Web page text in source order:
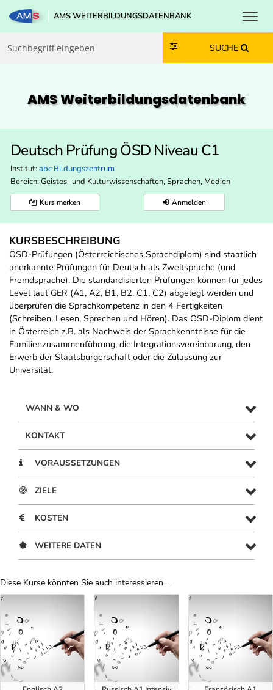
Zum Inhalt springen
Zum Navmenü springen
Zur Suche springen
Zur Footer springen
AMS WEITERBILDUNGSDATENBANK
SUCHE
AMS Weiterbildungs­datenbank
Deutsch Prüfung ÖSD Niveau C1
Institut: abc Bildungszentrum
Bereich: Geistes- und Kulturwissenschaften, Sprachen, Medien
Kurs merken Anmelden
KURSBESCHREIBUNG
ÖSD-Prüfungen (Österreichisches Sprachdiplom) sind staatlich
anerkannte Prüfungen für Deutsch als Zweitsprache (und
Fremdsprache). Die standardisierten Prüfungen können für jedes
Level laut GER (A1, A2, B1, B2, C1, C2) abgelegt werden und
überprüfen die Sprachkompetenz in den 4 Fertigkeiten
(Schreiben, Lesen, Sprechen und Hören). Das ÖSD-Diplom dient
in Österreich z.B. als Nachweis der Sprachkenntnisse für die
Familienzusammenführung, die Integrationsvereinbarung, den
Erwerb der Staatsbürgerschaft oder die Zulassung zur
Universität.
WANN & WO
KONTAKT
VORAUSSETZUNGEN
ZIELE
KOSTEN
WEITERE DATEN
Diese Kurse könnten Sie auch interessieren ...
Uber Weiterbildungsvorschläge